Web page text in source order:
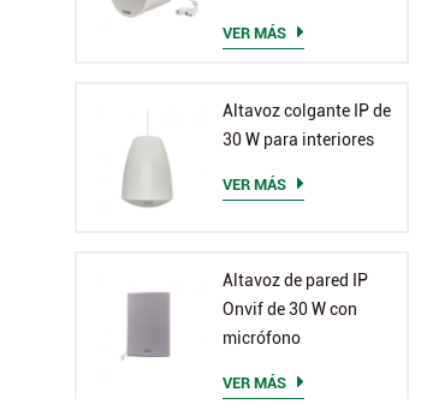
VER MÁS
Altavoz colgante IP de
30 W para interiores
VER MÁS
Altavoz de pared IP
Onvif de 30 W con
micrófono
VER MÁS